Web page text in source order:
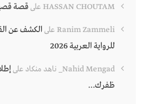
HASSAN CHOUTAM علىقصة
Ranim Zammeli علىالكشف عن
للرواية العربية 2026
Nahid Mengad_ ناهد منكاد على
ظفرك…